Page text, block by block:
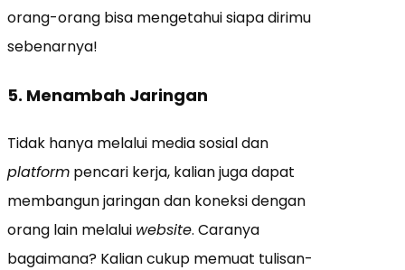
orang-orang bisa mengetahui siapa dirimu
sebenarnya!
5. Menambah Jaringan
Tidak hanya melalui media sosial dan
platform pencari kerja, kalian juga dapat
membangun jaringan dan koneksi dengan
orang lain melalui website. Caranya
bagaimana? Kalian cukup memuat tulisan-